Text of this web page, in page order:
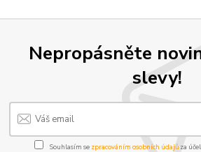
Nepropásněte
slevy!
Souhlasím se zpracováním osobních údajůza